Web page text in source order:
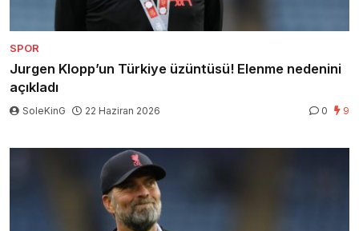
SPOR
Jurgen Klopp’un Türkiye üzüntüsü! Elenme nedenini
açıkladı
SoleKinG 22 Haziran 2026 0 9